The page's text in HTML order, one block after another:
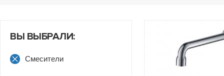
ВЫ ВЫБРАЛИ:
Смесители